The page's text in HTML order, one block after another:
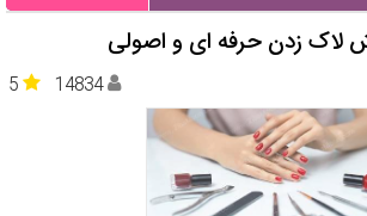
لاک زدن حرفه ای و اصولی
5 14834